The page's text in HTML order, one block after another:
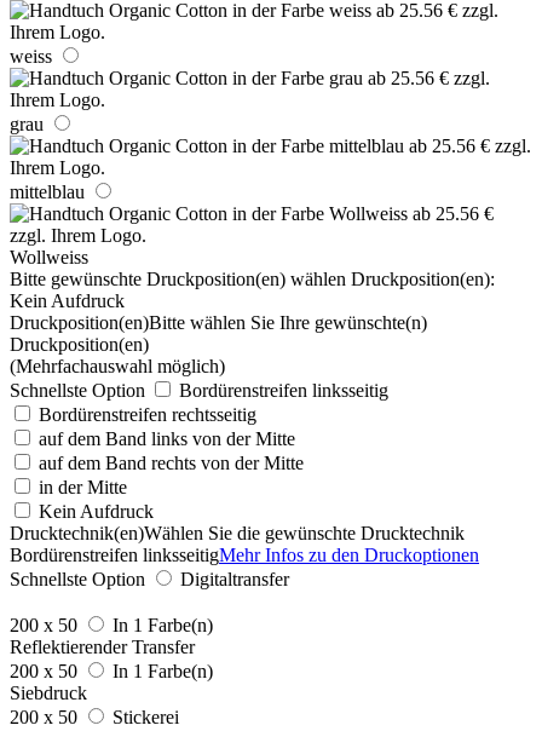
weiss
grau
mittelblau
Wollweiss
Bitte gewünschte Druckposition(en) wählen Druckposition(en):
Kein Aufdruck
Druckposition(en)Bitte wählen Sie Ihre gewünschte(n)
Druckposition(en)
(Mehrfachauswahl möglich)
Schnellste Option
Bordürenstreifen linksseitig
Bordürenstreifen rechtsseitig
auf dem Band links von der Mitte
auf dem Band rechts von der Mitte
in der Mitte
Kein Aufdruck
Drucktechnik(en)Wählen Sie die gewünschte Drucktechnik
Bordürenstreifen linksseitigMehr Infos zu den Druckoptionen
Schnellste Option
Digitaltransfer
200 x 50
In 1 Farbe(n)
Reflektierender Transfer
200 x 50
In 1 Farbe(n)
Siebdruck
200 x 50
Stickerei